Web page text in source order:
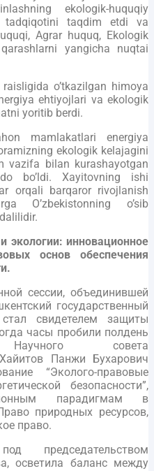
ekologik-huquqiy
tadqiqotini taqdim etdi va
Agrar huquq, Ekologik
yangicha nuqtai
o’tkazilgan himoya
ehtiyojlari va ekologik
yoritib berdi.
mamlakatlari energiya
ekologik kelajagini
vazifa bilan kurashayotgan
bo’ldi. Xayitovning ishi
orqali barqaror rivojlanish
O’zbekistonning o’sib
экологии: инновационное
основ обеспечения
сессии, объединившей
государственный
свидетелем защиты
часы пробили полдень
совета
Панжи Бухарович
“Эколого-правовые
безопасности”,
парадигмам в
природных ресурсов,
право.
председательством
осветила баланс между